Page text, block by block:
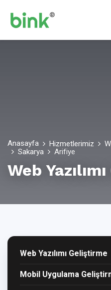
Anasayfa Hizmetlerimiz
Sakarya
Arifiye
Web
Web Yazılımı Geliştirme
Mobil Uygulama